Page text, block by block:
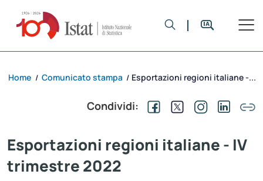
Home / Comunicato stampa / Esportazioni regioni italiane -...
Condividi:
Esportazioni regioni italiane - IV
trimestre 2022